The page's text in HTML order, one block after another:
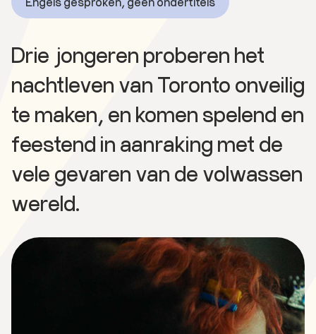
Drie jongeren proberen het
nachtleven van Toronto onveilig
te maken, en komen spelend en
feestend in aanraking met de
vele gevaren van de volwassen
wereld.